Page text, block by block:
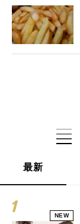
最新
NEW